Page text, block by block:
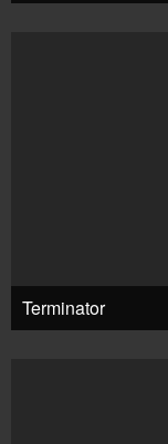
Terminator